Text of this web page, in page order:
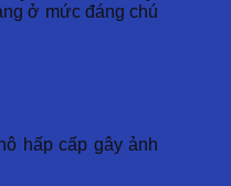
ở mức đáng chú
hấp cấp gây ảnh